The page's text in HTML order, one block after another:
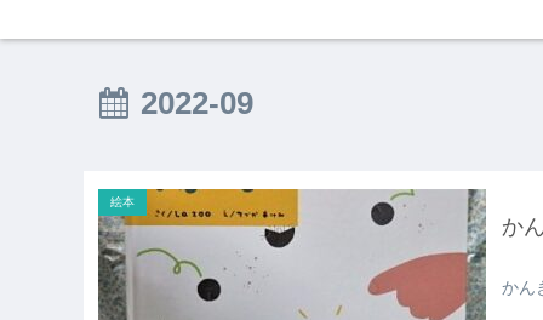
2022-09
絵本
か
か